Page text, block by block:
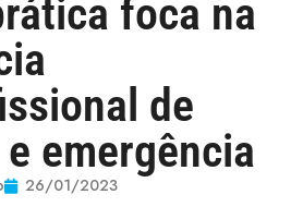
foca na
de
emergência
26/01/2023